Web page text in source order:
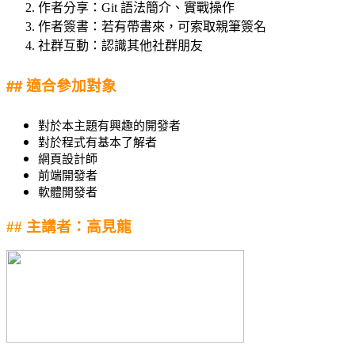
作者分享：Git 語法簡介、實戰操作
作者簽書：若有帶書來，可索取親筆簽名
社群互動：認識其他社群朋友
## 適合參加對象
對於本主題有興趣的開發者
對於程式有基本了解者
網頁設計師
前端開發者
軟體開發者
## 主講者：高見龍